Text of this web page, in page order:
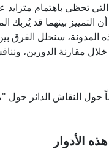
تحظى باهتمام متزايد
التمييز بينهما قد يُربك
سنحلل الفرق بين
خلال مقارنة الدورين،
حول النقاش الدائر حول
الأدوار